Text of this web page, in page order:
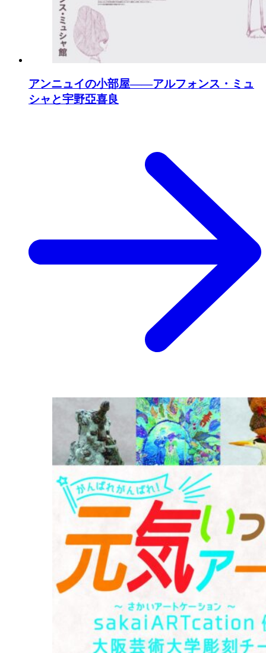
アンニュイの小部屋――アルフォンス・ミュ
シャと宇野亞喜良